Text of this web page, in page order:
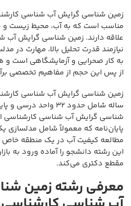
زمین شناسی گرایش آب شناسی
مناسب است که به آب، محیط زیست و
علاقه دارند. زمین شناسی گرایش آب
نیازمند قدرت تحلیل بالا، مهارت در
به کار صحرایی و آزمایشگاهی است و
از پس این حجم از مفاهیم تخصصی
زمین شناسی گرایش آب شناسی
ساله شامل حدود ۳۲
شناسی گرایش آب شناسی کارشناسی
پایان‌نامه که معمولاً شامل مدلسازی
مطالعه کیفیت آب در یک منطقه خاص
این رشته دانشجو را آماده ورود به
مقطع دکتری می‌کند.
معرفی رشته زمین